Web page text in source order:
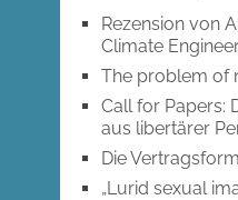
Rezension von
Climate
The problem of
Call for Papers:
aus libertärer
Die
„Lurid sexual